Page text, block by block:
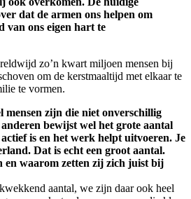
dat de armen ons helpen om
van ons eigen hart te
zo’n kwart miljoen mensen bij
om de kerstmaaltijd met elkaar te
te vormen.
mensen zijn die niet onverschillig
bewijst wel het grote aantal
is en het werk helpt uitvoeren. Je
Dat is echt een groot aantal.
en waarom zetten zij zich juist bij
aantal, we zijn daar ook heel